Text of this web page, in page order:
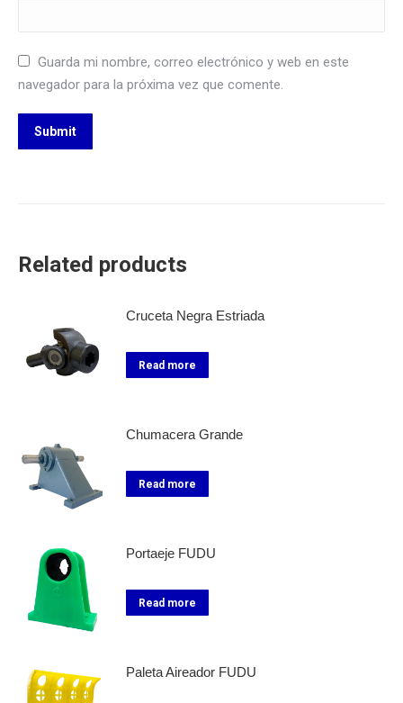
Guarda mi nombre, correo electrónico y web en este
navegador para la próxima vez que comente.
Related products
Cruceta Negra Estriada
Read more
Chumacera Grande
Read more
Portaeje FUDU
Read more
Paleta Aireador FUDU